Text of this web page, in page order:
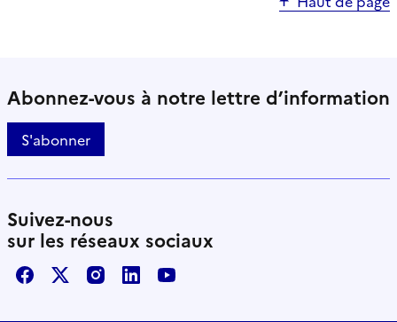
Abonnez-vous à notre lettre d’information
S'abonner
Suivez-nous
sur les réseaux sociaux
FacebookX / TwitterInstagram
LinkedInYoutube